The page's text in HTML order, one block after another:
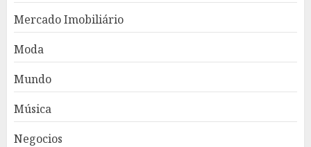
Mercado Imobiliário
Moda
Mundo
Música
Negocios